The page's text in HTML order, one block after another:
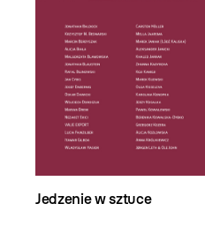
Jedzenie w sztuce